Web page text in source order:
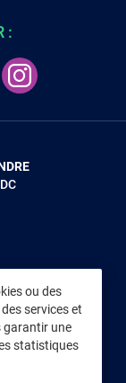
ou des
services et
garantir une
statistiques
: